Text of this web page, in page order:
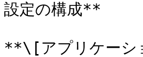
設定の構成**
**\[アプリケーシ